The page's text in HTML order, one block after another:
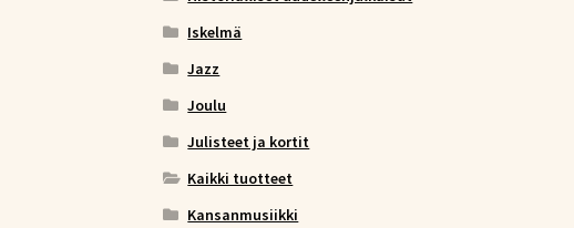
Iskelmä
Jazz
Joulu
Julisteet ja kortit
Kaikki tuotteet
Kansanmusiikki